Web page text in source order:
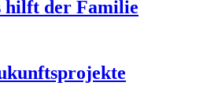
hilft der Familie